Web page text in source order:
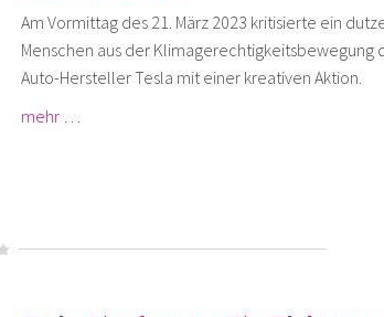
Am Vormittag des 21. März 2023 kritisierte ein
Menschen aus der Klimagerechtigkeitsbewegung
Auto-Hersteller Tesla mit einer kreativen Aktion.
mehr …